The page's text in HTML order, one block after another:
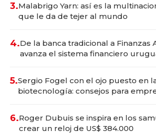
3.Malabrigo Yarn: así es la
que le da de tejer al mundo
4.De la banca tradicional a Finanzas
avanza el sistema financiero
5.Sergio Fogel con el ojo puesto en
biotecnología: consejos para
6.Roger Dubuis se inspira en los
crear un reloj de US$ 384.000